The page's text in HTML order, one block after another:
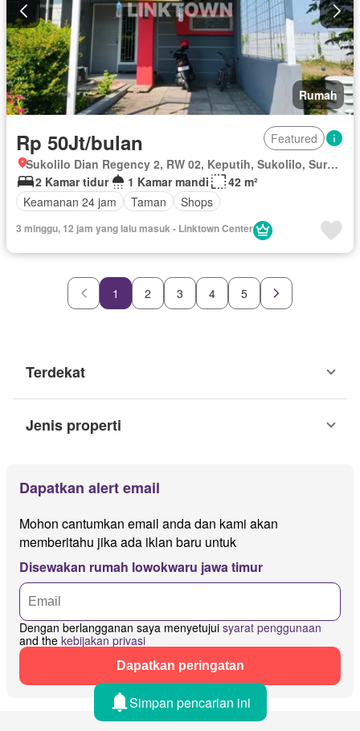
Rumah
Rp 50Jt/bulan
Featured
Sukolilo Dian Regency 2, RW 02, Keputih, Sukolilo, Surabaya, Jawa Timur
2 Kamar tidur
1 Kamar mandi
42 m²
Keamanan 24 jam
Taman Shops
3 minggu, 12 jam yang lalu masuk - Linktown Center
1 2 3 4 5
Terdekat
Jenis properti
Dapatkan alert email
Mohon cantumkan email anda dan kami akan
memberitahu jika ada iklan baru untuk
Disewakan rumah lowokwaru jawa timur
Dengan berlangganan saya menyetujui syarat penggunaan
and the kebijakan privasi
Dapatkan peringatan
Simpan pencarian ini